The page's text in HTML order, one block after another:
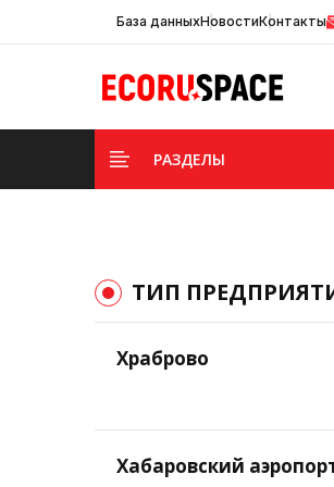
База данныхНовостиКонтакты
РАЗДЕЛЫ
ТИП
Храброво
Хабаровский